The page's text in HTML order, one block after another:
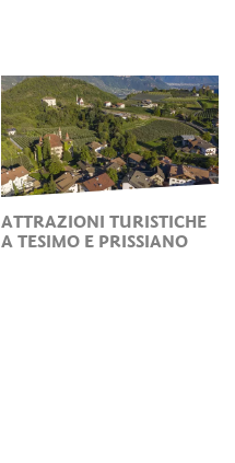
ATTRAZIONI TURISTICHE
A TESIMO E PRISSIANO